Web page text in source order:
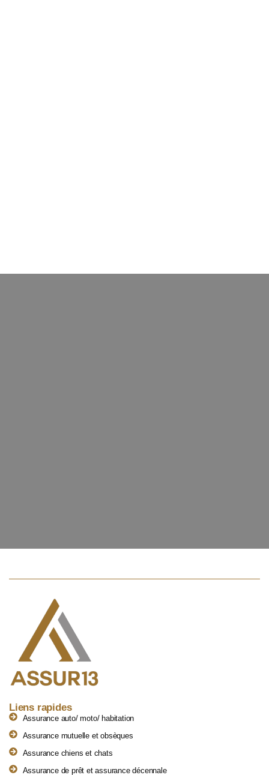
Liens rapides
Assurance auto/ moto/ habitation
Assurance mutuelle et obsèques
Assurance chiens et chats
Assurance de prêt et assurance décennale